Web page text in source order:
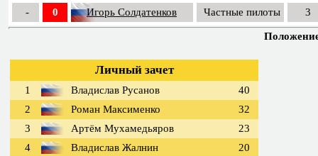
-
0 Игорь Солдатенков Частные пилоты 3
Положение
Личный зачет
1 Владислав Русанов
40
2
Роман Максименко
32
3
Артём Мухамедьяров
23
4
Владислав Жалнин
20